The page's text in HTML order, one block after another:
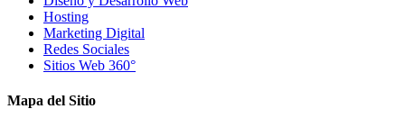
Hosting
Marketing Digital
Redes Sociales
Sitios Web 360°
Mapa del Sitio